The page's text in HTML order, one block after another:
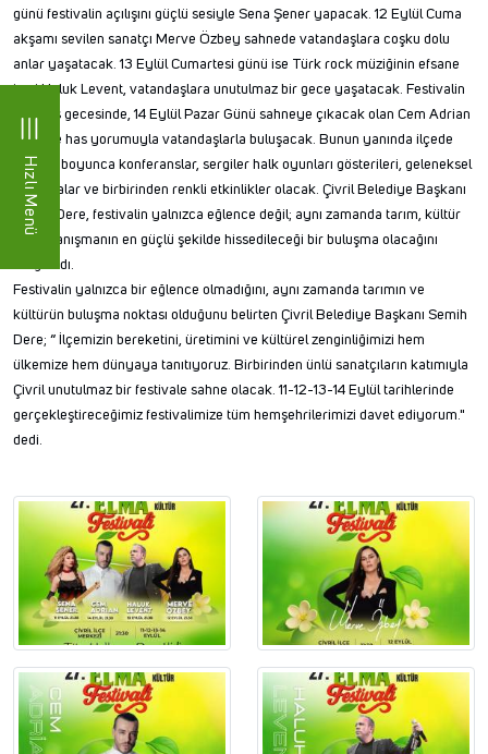
Hızlı Menü
günü festivalin açılışını güçlü sesiyle Sena Şener yapacak. 12 Eylül Cuma
akşamı sevilen sanatçı Merve Özbey sahnede vatandaşlara coşku dolu
anlar yaşatacak. 13 Eylül Cumartesi günü ise Türk rock müziğinin efsane
ismi Haluk Levent, vatandaşlara unutulmaz bir gece yaşatacak. Festivalin
kapanış gecesinde, 14 Eylül Pazar Günü sahneye çıkacak olan Cem Adrian
kendine has yorumuyla vatandaşlarla buluşacak. Bunun yanında ilçede
festival boyunca konferanslar, sergiler halk oyunları gösterileri, geleneksel
yarışmalar ve birbirinden renkli etkinlikler olacak. Çivril Belediye Başkanı
Semih Dere, festivalin yalnızca eğlence değil; aynı zamanda tarım, kültür
ve dayanışmanın en güçlü şekilde hissedileceği bir buluşma olacağını
vurguladı.
Festivalin yalnızca bir eğlence olmadığını, aynı zamanda tarımın ve
kültürün buluşma noktası olduğunu belirten Çivril Belediye Başkanı Semih
Dere; “ İlçemizin bereketini, üretimini ve kültürel zenginliğimizi hem
ülkemize hem dünyaya tanıtıyoruz. Birbirinden ünlü sanatçıların katımıyla
Çivril unutulmaz bir festivale sahne olacak. 11-12-13-14 Eylül tarihlerinde
gerçekleştireceğimiz festivalimize tüm hemşehrilerimizi davet ediyorum."
dedi.